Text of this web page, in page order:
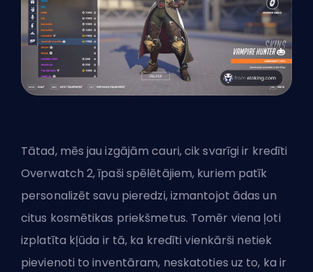
Tātad, mēs jau izgājām cauri, cik svarīgi ir kredīti
Overwatch 2, īpaši spēlētājiem, kuriem patīk
personalizēt savu pieredzi, izmantojot ādas un
citus kosmētikas priekšmetus. Tomēr viena ļoti
izplatīta kļūda ir tā, ka kredīti vienkārši netiek
pievienoti to inventāram, neskatoties uz to, ka ir